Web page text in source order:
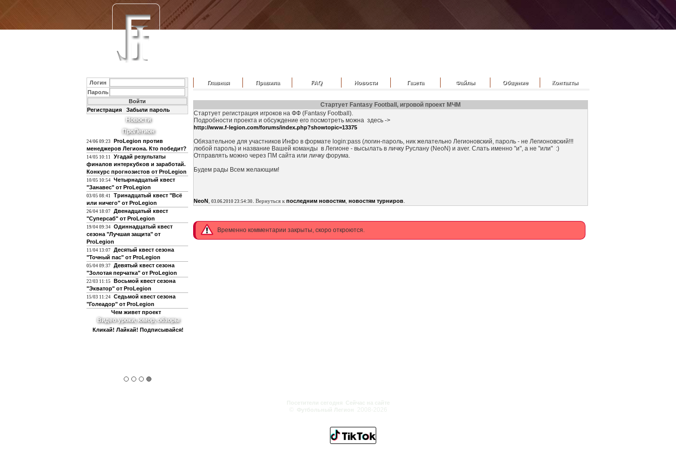
Логин
Пароль
Регистрация Забыли пароль
Новости
ПроЛегион
24/06 09:23
ProLegion против
менеджеров Легиона. Кто победит?
14/05 10:11
Угадай результаты
финалов интеркубков и заработай.
Конкурс прогнозистов от ProLegion
10/05 10:54 Четырнадцатый квест
"Занавес" от ProLegion
03/05 08:41
Тринадцатый квест "Всё
или ничего" от ProLegion
26/04 18:07 Двенадцатый квест
"Суперсаб" от ProLegion
19/04 09:34 Одиннадцатый квест
сезона "Лучшая защита" от
ProLegion
11/04 13:07 Десятый квест сезона
"Точный пас" от ProLegion
05/04 09:37 Девятый квест сезона
"Золотая перчатка" от ProLegion
22/03 11:15
Восьмой квест сезона
"Экватор" от ProLegion
15/03 11:24 Седьмой квест сезона
"Голеадор" от ProLegion
Чем живет проект
Видео уроки, юмор, обзоры
Кликай! Лайкай! Подписывайся!
Главная Правила FAQ Новости Газета Файлы Общение Контакты
Стартует Fantasy Football, игровой проект МЧМ
Стартует регистрация игроков на ФФ (Fantasy Football).
Подробности проекта и обсуждение его посмотреть можна здесь ->
http://www.f-legion.com/forums/index.php?showtopic=13375
Обязательное для участников Инфо в формате login:pass (логин-пароль, ник желательно Легионовский, пароль - не Легионовский!!!
любой пароль) и название Вашей команды в Легионе - высылать в личку Руслану (NeoN) и aver. Слать именно "и", а не "или" :)
Отправлять можно через ПМ сайта или личку форума.
Будем рады Всем желающим!
NeoN, 03.06.2010 23:54:30. Вернуться к последним новостям новостям турниров.
Временно комментарии закрыты, скоро откроются.